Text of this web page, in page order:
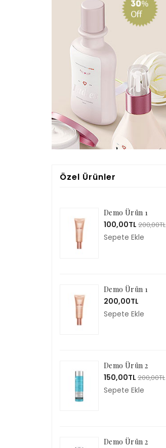
Özel Ürünler
Demo Ürün 1
100,00TL 200,00TL
Sepete Ekle
Demo Ürün 1
200,00TL
Sepete Ekle
Demo Ürün 2
150,00TL 200,00TL
Sepete Ekle
Demo Ürün 2